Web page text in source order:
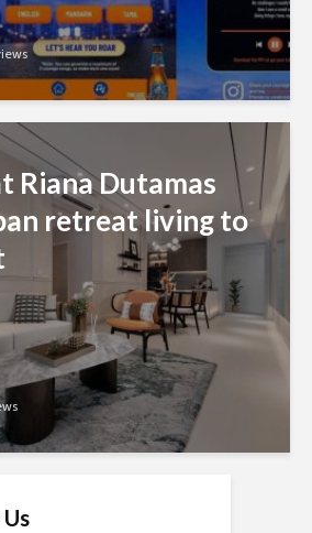
Riana Dutamas
retreat living to